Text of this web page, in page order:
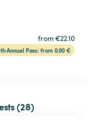
from €22.10
Annual Pass: from 0.00 €
(28)